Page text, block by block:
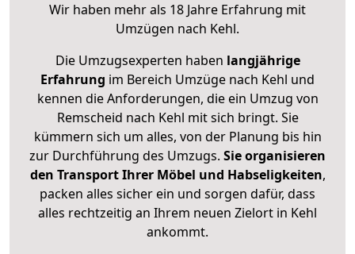
Wir haben mehr als 18 Jahre Erfahrung mit
Umzügen nach Kehl.
Die Umzugsexperten haben langjährige
Erfahrung im Bereich Umzüge nach Kehl und
kennen die Anforderungen, die ein Umzug von
Remscheid nach Kehl mit sich bringt. Sie
kümmern sich um alles, von der Planung bis hin
zur Durchführung des Umzugs. Sie organisieren
den Transport Ihrer Möbel und Habseligkeiten,
packen alles sicher ein und sorgen dafür, dass
alles rechtzeitig an Ihrem neuen Zielort in Kehl
ankommt.